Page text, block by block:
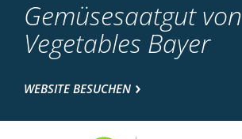
Gemüsesaatgut von
Vegetables Bayer
WEBSITE BESUCHEN